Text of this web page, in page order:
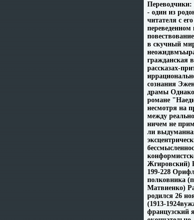
- один из
читателя с
переведенном
в скучный
гражданская
рассказах-
сознания
драмы Однако
романе
несмотря на
между
ничем не
ли
Жгировский)
199-228
полковника
Матвиенко)
родился 26
(1913-
французский